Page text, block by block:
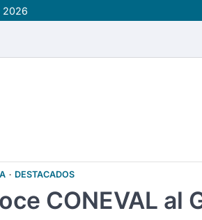
2026
DESTACADOS
CONEVAL al